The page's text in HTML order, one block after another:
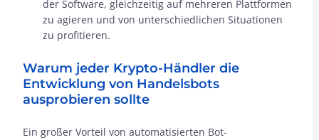
der Software, gleichzeitig auf mehreren Plattformen
zu agieren und von unterschiedlichen Situationen
zu profitieren.
Warum jeder Krypto-Händler die
Entwicklung von Handelsbots
ausprobieren sollte
Ein großer Vorteil von automatisierten Bot-